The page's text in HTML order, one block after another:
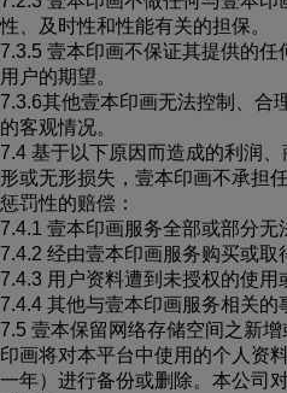
性、及时性和性能有关的担保。
7.3.5 壹本印画不保证其提供的
用户的期望。
7.3.6其他壹本印画无法控制、合
的客观情况。
7.4 基于以下原因而造成的利润
形或无形损失，壹本印画不承担
惩罚性的赔偿：
7.4.1 壹本印画服务全部或部分无
7.4.2 经由壹本印画服务购买或取
7.4.3 用户资料遭到未授权的使用
7.4.4 其他与壹本印画服务相关的
7.5 壹本保留网络存储空间之新
印画将对本平台中使用的个人资
一年）进行备份或删除。本公司